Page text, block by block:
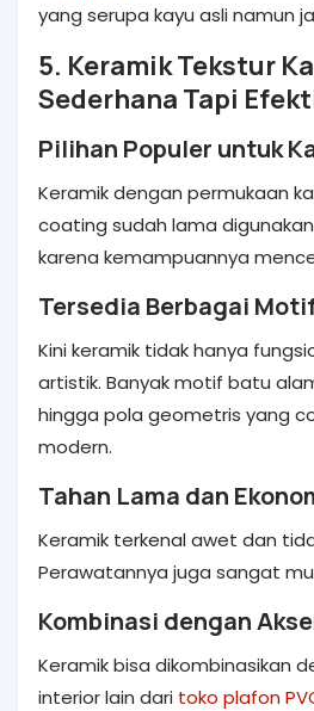
yang serupa kayu asli namun
5. Keramik Tekstur
Sederhana Tapi
Pilihan Populer untuk
Keramik dengan permukaan
coating sudah lama
karena kemampuannya
Tersedia Berbagai
Kini keramik tidak hanya
artistik. Banyak motif batu
hingga pola geometris yang
modern.
Tahan Lama dan
Keramik terkenal awet dan
Perawatannya juga sangat
Kombinasi dengan
Keramik bisa dikombinasikan
interior lain dari toko plafon